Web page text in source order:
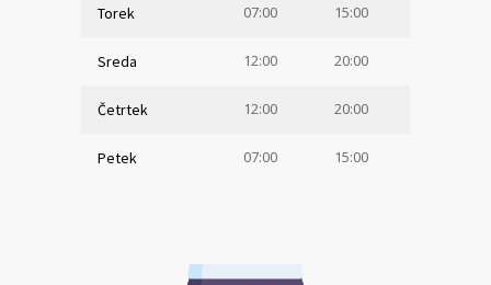
Torek 07:00 15:00
Sreda 12:00 20:00
Četrtek 12:00 20:00
Petek 07:00 15:00